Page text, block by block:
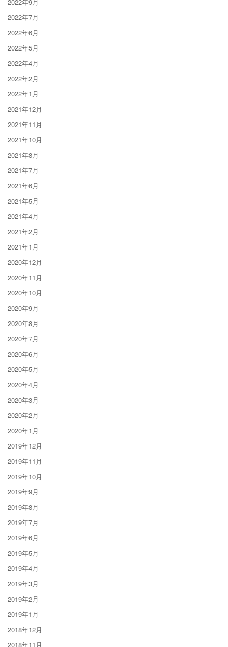
2022年7月
2022年6月
2022年5月
2022年4月
2022年2月
2022年1月
2021年12月
2021年11月
2021年10月
2021年8月
2021年7月
2021年6月
2021年5月
2021年4月
2021年2月
2021年1月
2020年12月
2020年11月
2020年10月
2020年9月
2020年8月
2020年7月
2020年6月
2020年5月
2020年4月
2020年3月
2020年2月
2020年1月
2019年12月
2019年11月
2019年10月
2019年9月
2019年8月
2019年7月
2019年6月
2019年5月
2019年4月
2019年3月
2019年2月
2019年1月
2018年12月
2018年11月